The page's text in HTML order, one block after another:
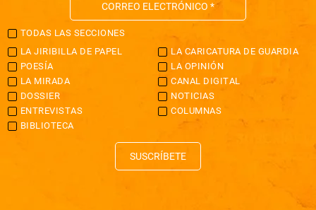
TODAS LAS SECCIONES
LA JIRIBILLA DE PAPEL
LA CARICATURA DE GUARDIA
POESÍA
LA OPINIÓN
LA MIRADA
CANAL DIGITAL
DOSSIER
NOTICIAS
ENTREVISTAS
COLUMNAS
BIBLIOTECA
SUSCRÍBETE